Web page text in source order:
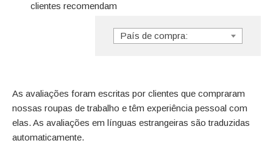
clientes recomendam
País de compra:
As avaliações foram escritas por clientes que compraram
nossas roupas de trabalho e têm experiência pessoal com
elas. As avaliações em línguas estrangeiras são traduzidas
automaticamente.